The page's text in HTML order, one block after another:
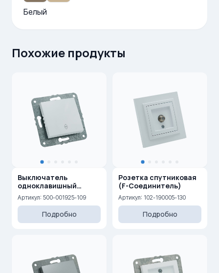
Белый
Похожие продукты
Выключатель
одноклавишный
проходной 10AX, 250 V
Артикул: 500-001925-109
Подробно
Розетка спутниковая
(F-Соединитель)
Артикул: 102-190005-130
Подробно